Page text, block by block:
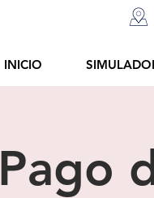
INICIO
Pago